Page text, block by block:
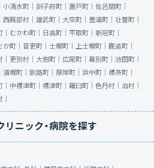
小清水町｜ 訓子府町｜ 置戸町｜ 佐呂間町｜
西興部村｜ 雄武町｜ 大空町｜ 豊浦町｜ 壮瞥町｜
むかわ町｜ 日高町｜ 平取町｜ 新冠町｜
町｜ 音更町｜ 士幌町｜ 上士幌町｜ 鹿追町｜
更別村｜ 大樹町｜ 広尾町｜ 幕別町｜ 池田町｜
浦幌町｜ 釧路町｜ 厚岸町｜ 浜中町｜ 標茶町｜
中標津町｜ 標津町｜ 羅臼町｜ 色丹村｜ 泊村｜
ニック・病院を探す